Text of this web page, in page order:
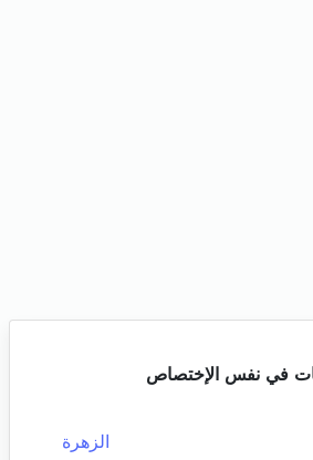
في نفس الإختصاص
الزهرة